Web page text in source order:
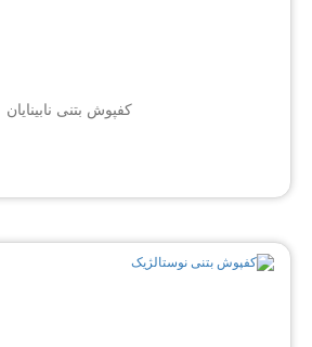
کفپوش بتنی نابینایان